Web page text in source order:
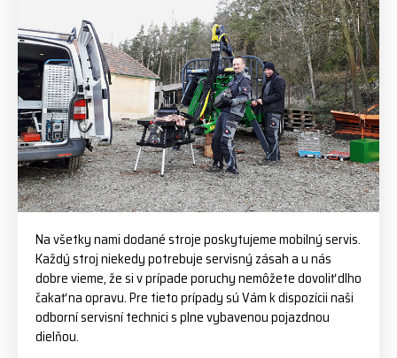
Na všetky nami dodané stroje poskytujeme mobilný servis.
Každý stroj niekedy potrebuje servisný zásah a u nás
dobre vieme, že si v prípade poruchy nemôžete dovoliť dlho
čakať na opravu. Pre tieto prípady sú Vám k dispozícii naši
odborní servisní technici s plne vybavenou pojazdnou
dielňou.